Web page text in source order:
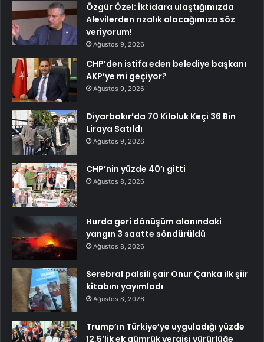
Özgür Özel: İktidara ulaştığımızda
Alevilerden rızalık alacağımıza söz
veriyorum!
Ağustos 9, 2026
CHP’den istifa eden belediye başkanı
AKP’ye mi geçiyor?
Ağustos 9, 2026
Diyarbakır’da 70 Kiloluk Keçi 36 Bin
Liraya Satıldı
Ağustos 9, 2026
CHP’nin yüzde 40’ı gitti
Ağustos 8, 2026
Hurda geri dönüşüm alanındaki
yangın 3 saatte söndürüldü
Ağustos 8, 2026
Serebral palsili şair Onur Çanka ilk şiir
kitabını yayımladı
Ağustos 8, 2026
Trump’ın Türkiye’ye uyguladığı yüzde
12,5’lik ek gümrük vergisi yürürlüğe